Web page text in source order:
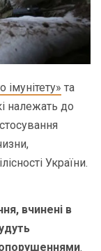
імунітету» та
належать до
України.
вчинені в
.